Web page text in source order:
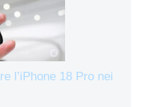
l’iPhone 18 Pro nei